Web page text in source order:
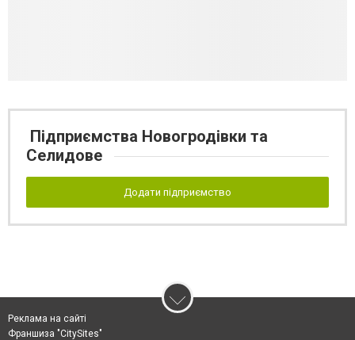
Підприємства Новогродівки та
Селидове
Додати підприємство
Реклама на сайті
Франшиза "CitySites"